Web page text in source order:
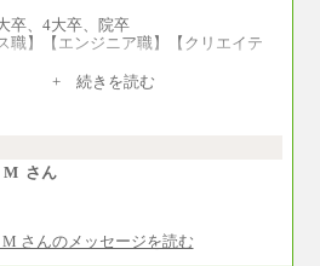
卒、4大卒、院卒
職】【エンジニア職】【クリエイテ
225,000円～270,000円
円～330,000円
+ 続きを読む
M さん
さんのメッセージを読む